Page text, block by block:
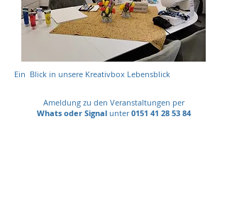
Ein Blick in unsere Kreativbox Lebensblick
Ameldung zu den Veranstaltungen per
Whats oder Signalunter0151 41 28 53 84